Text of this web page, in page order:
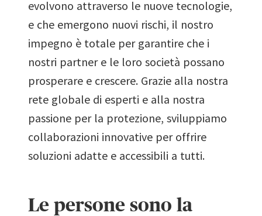
evolvono attraverso le nuove tecnologie,
e che emergono nuovi rischi, il nostro
impegno è totale per garantire che i
nostri partner e le loro società possano
prosperare e crescere. Grazie alla nostra
rete globale di esperti e alla nostra
passione per la protezione, sviluppiamo
collaborazioni innovative per offrire
soluzioni adatte e accessibili a tutti.
Le persone sono la